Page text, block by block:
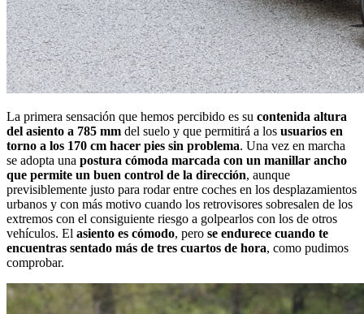
La primera sensación que hemos percibido es su contenida altura
del asiento a 785 mm del suelo y que permitirá a los usuarios en
torno a los 170 cm hacer pies sin problema. Una vez en marcha
se adopta una postura cómoda marcada con un manillar ancho
que permite un buen control de la dirección, aunque
previsiblemente justo para rodar entre coches en los desplazamientos
urbanos y con más motivo cuando los retrovisores sobresalen de los
extremos con el consiguiente riesgo a golpearlos con los de otros
vehículos. El asiento es cómodo, pero se endurece cuando te
encuentras sentado más de tres cuartos de hora, como pudimos
comprobar.